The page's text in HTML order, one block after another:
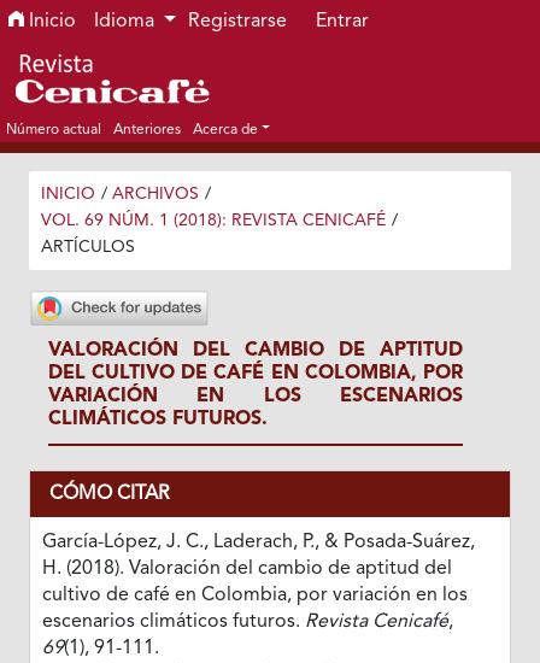
Ir al menú de navegación principal
Ir al contenido principal
Ir al pie de página del sitio
Inicio Idioma Registrarse Entrar
Número actual Anteriores Acerca de
INICIO / ARCHIVOS /
VOL. 69 NÚM. 1 (2018): REVISTA CENICAFÉ /
ARTÍCULOS
VALORACIÓN DEL CAMBIO DE APTITUD
DEL CULTIVO DE CAFÉ EN COLOMBIA, POR
VARIACIÓN EN LOS ESCENARIOS
CLIMÁTICOS FUTUROS.
CÓMO CITAR
García-López, J. C., Laderach, P., & Posada-Suárez,
H. (2018). Valoración del cambio de aptitud del
cultivo de café en Colombia, por variación en los
escenarios climáticos futuros. Revista Cenicafé,
69(1), 91-111.